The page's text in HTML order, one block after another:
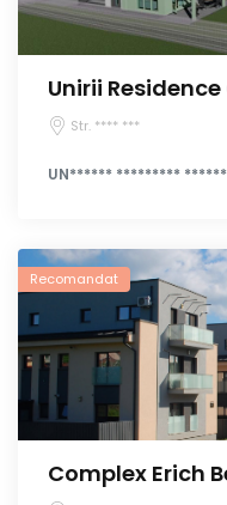
Unirii
Str. **** ***
UN****** ********* ******
Recomandat
Complex Erich